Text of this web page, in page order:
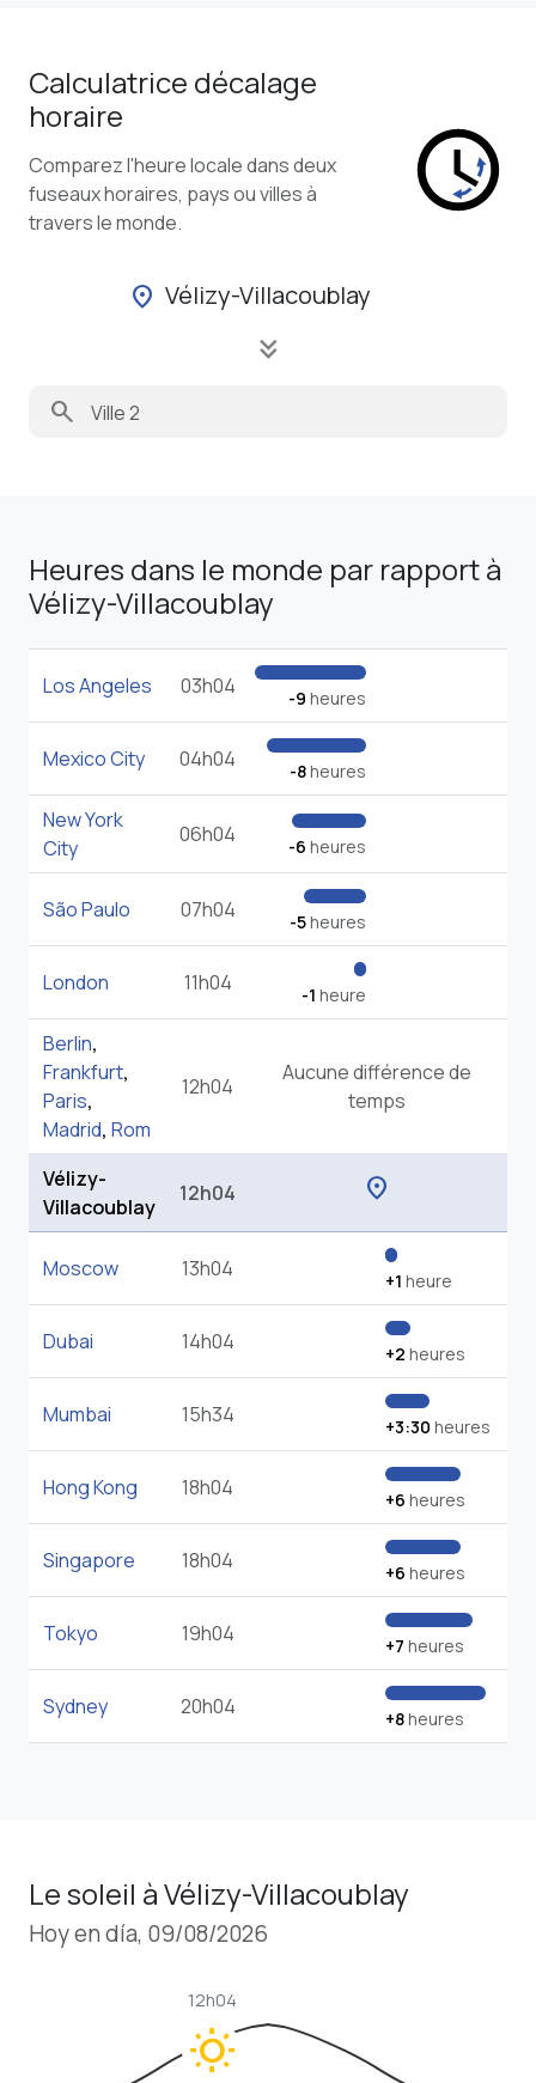
Calculatrice décalage
horaire
Comparez l'heure locale dans deux
fuseaux horaires, pays ou villes à
travers le monde.
location_on Vélizy-Villacoublay
keyboard_double_arrow_down
search
Heures dans le monde par rapport à
Vélizy-Villacoublay
Los Angeles 03h04 -9 heures
Mexico City 04h04 -8heures
New York
City
06h04 -6 heures
São Paulo 07h04 -5heures
London 11h04 -1 heure
Berlin,
Frankfurt,
Paris,
Madrid, Rom
12h04
Aucune différence de
temps
Vélizy-
Villacoublay
12h04 location_on
Moscow 13h04 +1 heure
Dubai 14h04 +2 heures
Mumbai 15h34 +3:30 heures
Hong Kong 18h04 +6 heures
Singapore 18h04 +6 heures
Tokyo 19h04 +7 heures
Sydney 20h04 +8heures
Le soleil à Vélizy-Villacoublay
Hoy en día, 09/08/2026
wb_sunny
12h04